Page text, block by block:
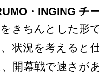
・INGING チ
きちんとした形
状況を考えると
開幕戦で速さが